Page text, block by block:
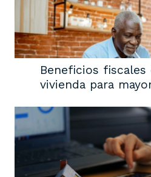
Beneficios
vivienda para